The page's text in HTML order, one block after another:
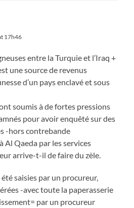
17h46
entre la Turquie et l’Iraq +
une source de revenus
d’un pays enclavé et sous
soumis à de fortes pressions
pour avoir enquêté sur des
-hors contrebande
Al Qaeda par les services
arrive-t-il de faire du zèle.
saisies par un procureur,
-avec toute la paperasserie
par un procureur